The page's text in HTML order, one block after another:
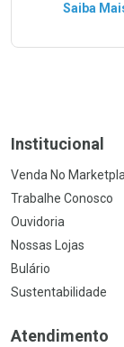
Saiba
Institucional
Venda No
Trabalhe Conosco
Ouvidoria
Nossas Lojas
Bulário
Sustentabilidade
Atendimento